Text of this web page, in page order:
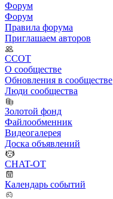
Форум
Форум
Правила форума
Приглашаем авторов
ССОТ
О сообществе
Обновления в сообществе
Люди сообщества
Золотой фонд
Файлообменник
Видеогалерея
Доска объявлений
CHAT-OT
Календарь событий